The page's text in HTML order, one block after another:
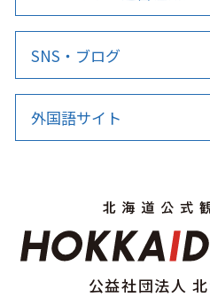
SNS・ブログ
外国語サイト
公益社団法人